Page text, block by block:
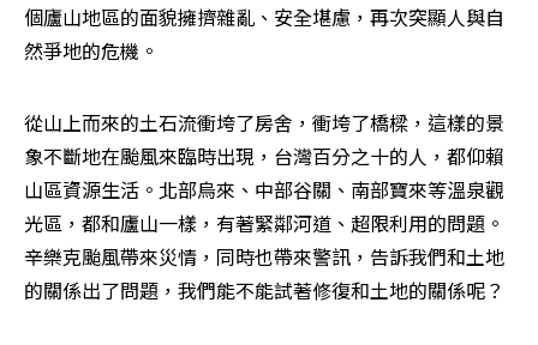
個廬山地區的面貌擁擠雜亂、安全堪慮，再次突顯人與自
然爭地的危機。
從山上而來的土石流衝垮了房舍，衝垮了橋樑，這樣的景
象不斷地在颱風來臨時出現，台灣百分之十的人，都仰賴
山區資源生活。北部烏來、中部谷關、南部寶來等溫泉觀
光區，都和廬山一樣，有著緊鄰河道、超限利用的問題。
辛樂克颱風帶來災情，同時也帶來警訊，告訴我們和土地
的關係出了問題，我們能不能試著修復和土地的關係呢？